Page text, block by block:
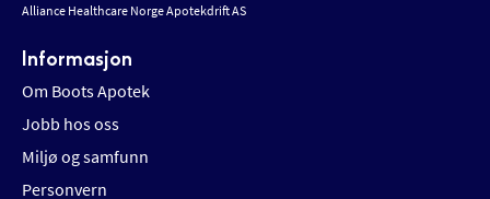
Alliance Healthcare Norge Apotekdrift AS
Informasjon
Om Boots Apotek
Jobb hos oss
Miljø og samfunn
Personvern